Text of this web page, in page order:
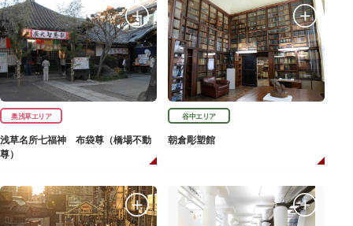
奥浅草エリア
浅草名所七福神 布袋尊（橋場不動
尊）
谷中エリア
朝倉彫塑館